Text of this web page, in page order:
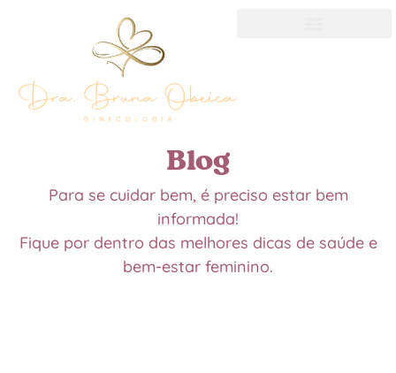
Blog
Para se cuidar bem, é preciso estar bem
informada!
Fique por dentro das melhores dicas de saúde e
bem-estar feminino.